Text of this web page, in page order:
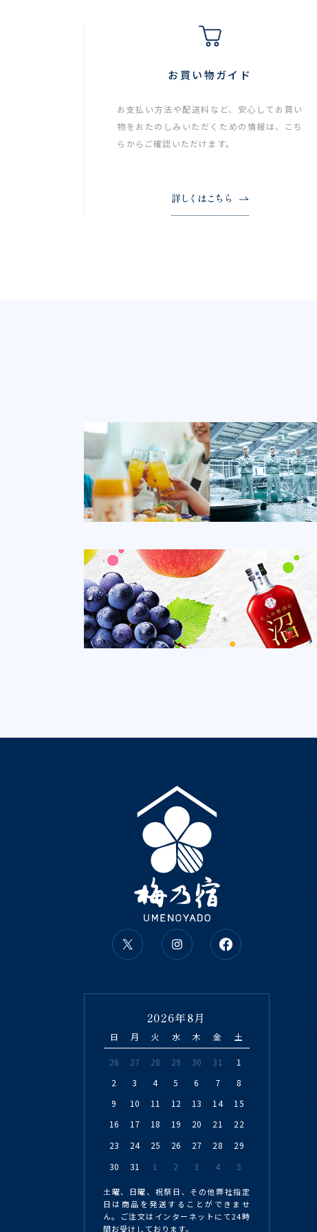
お買い物ガイド
お支払い方法や配送料など、安心してお買い
物をおたのしみいただくための情報は、こち
らからご確認いただけます。
詳しくはこちら
2026年8月
日 月 火 水 木 金 土
26 27 28 29 30 31
1
2
3 4 5 6 7
8
9
10 11 12 13 14
15
16
17 18 19 20 21
22
23
24 25 26 27 28
29
30
31 1 2 3 4 5
土曜、日曜、祝祭日、その他弊社指定
日は商品を発送することができませ
ん。ご注文はインターネットにて24時
間お受けしております。